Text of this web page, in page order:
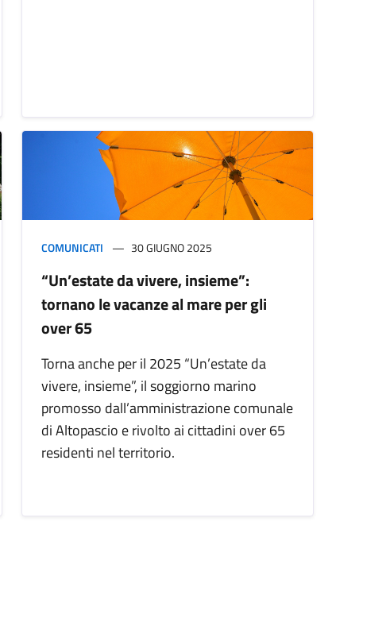
COMUNICATI 30 GIUGNO 2025
“Un’estate da vivere, insieme”:
tornano le vacanze al mare per gli
over 65
Torna anche per il 2025 “Un’estate da
vivere, insieme”, il soggiorno marino
promosso dall’amministrazione comunale
di Altopascio e rivolto ai cittadini over 65
residenti nel territorio.